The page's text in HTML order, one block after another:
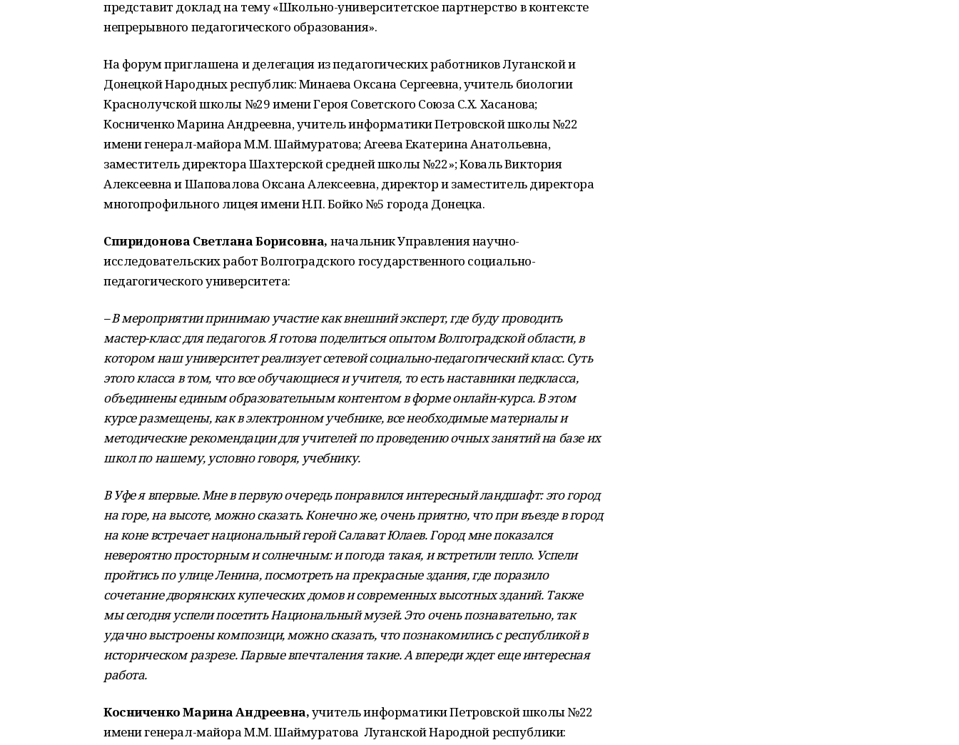
представит доклад на тему «Школьно-университетское партнерство в контексте
непрерывного педагогического образования».
На форум приглашена и делегация из педагогических работников Луганской и
Донецкой Народных республик: Минаева Оксана Сергеевна, учитель биологии
Краснолучской школы №29 имени Героя Советского Союза С.Х. Хасанова;
Косниченко Марина Андреевна, учитель информатики Петровской школы №22
имени генерал-майора М.М. Шаймуратова; Агеева Екатерина Анатольевна,
заместитель директора Шахтерской средней школы №22»; Коваль Виктория
Алексеевна и Шаповалова Оксана Алексеевна, директор и заместитель директора
многопрофильного лицея имени Н.П. Бойко №5 города Донецка.
Спиридонова Светлана Борисовна, начальник Управления научно-
исследовательских работ Волгоградского государственного социально-
педагогического университета:
–В мероприятии принимаю участие как внешний эксперт, где буду проводить
мастер-класс для педагогов. Я готова поделиться опытом Волгоградской области, в
котором наш университет реализует сетевой социально-педагогический класс. Суть
этого класса в том, что все обучающиеся и учителя, то есть наставники педкласса,
объединены единым образовательным контентом в форме онлайн-курса. В этом
курсе размещены, как в электронном учебнике, все необходимые материалы и
методические рекомендации для учителей по проведению очных занятий на базе их
школ по нашему, условно говоря, учебнику.
В Уфе я впервые. Мне в первую очередь понравился интересный ландшафт: это город
на горе, на высоте, можно сказать. Конечно же, очень приятно, что при въезде в город
на коне встречает национальный герой Салават Юлаев. Город мне показался
невероятно просторным и солнечным: и погода такая, и встретили тепло. Успели
пройтись по улице Ленина, посмотреть на прекрасные здания, где поразило
сочетание дворянских купеческих домов и современных высотных зданий. Также
мы сегодня успели посетить Национальный музей. Это очень познавательно, так
удачно выстроены композици, можно сказать, что познакомились с республикой в
историческом разрезе. Парвые впечталения такие. А впереди ждет еще интересная
работа.
Косниченко Марина Андреевна,учитель информатики Петровской школы №22
имени генерал-майора М.М. Шаймуратова Луганской Народной республики: